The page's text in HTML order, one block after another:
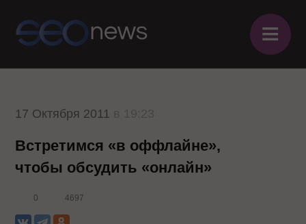
≡
17 Октября 2011
Встретимся «в оффлайне»,
чтобы обсудить «онлайн»
0 4697